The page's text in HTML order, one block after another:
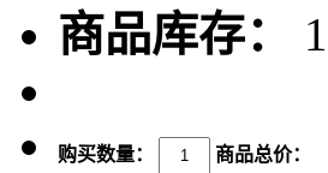
商品库存：
购买数量： 商品总价：